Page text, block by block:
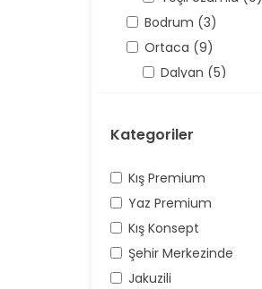
Bodrum (3)
Ortaca (9)
Dalyan (5)
Üzümlü (16)
Kategoriler
Kış Premium
Yaz Premium
Kış Konsept
Şehir Merkezinde
Jakuzili